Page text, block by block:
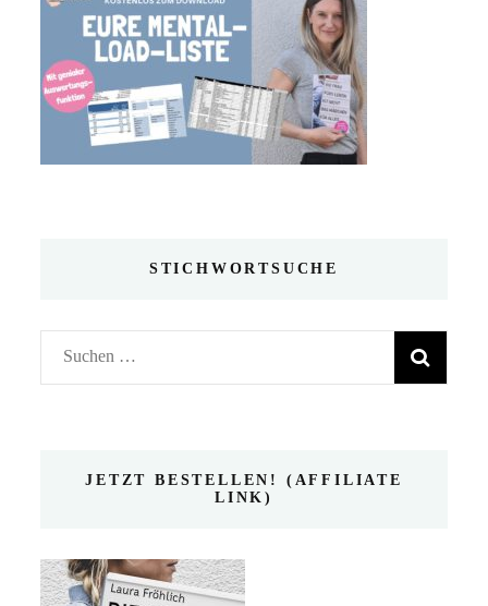
STICHWORTSUCHE
Suchen
nach:
JETZT BESTELLEN! (AFFILIATE
LINK)